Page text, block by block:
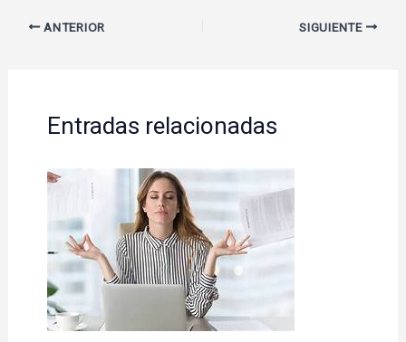
ANTERIOR SIGUIENTE
Entradas relacionadas